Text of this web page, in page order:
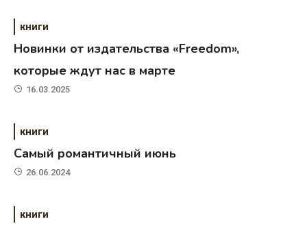
книги
Новинки от издательства «Freedom»,
которые ждут нас в марте
16.03.2025
книги
Самый романтичный июнь
26.06.2024
книги